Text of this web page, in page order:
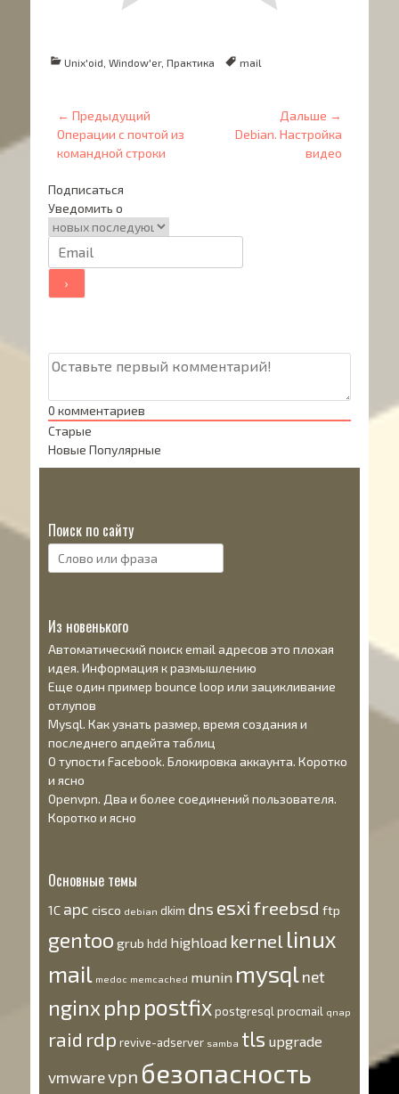
Категории
Unix'oid Window'er, Практика Тегиmail
Навигация
по
записям
← Предыдущий
Предыдущий
Операции с почтой из
командной строки
Дальше →
Дальше:Debian. Настройка
видео
Подписаться
Уведомить о
0 комментариев
Старые
Новые Популярные
Поиск по сайту
Поиск:
Из новенького
Автоматический поиск email адресов это плохая
идея. Информация к размышлению
Еще один пример bounce loop или зацикливание
отлупов
Mysql. Как узнать размер, время создания и
последнего апдейта таблиц
О тупости Facebook. Блокировка аккаунта. Коротко
и ясно
Openvpn. Два и более соединений пользователя.
Коротко и ясно
Основные темы
1С apc cisco debian dkim dns esxi freebsd ftp
gentoo grub hdd highload kernel linux
mail medoc memcached munin mysql net
nginx php postfixpostgresql procmail qnap
raid rdp revive-adserver samba tls upgrade
vmwarevpn безопасность